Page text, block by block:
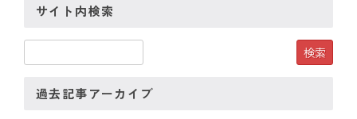
サイト内検索
過去記事アーカイブ